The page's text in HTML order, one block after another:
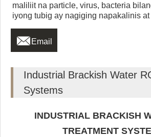
maliliit na particle, virus, bacteria
iyong tubig ay nagiging napakalinis at
 Email
Industrial Brackish Water
Systems
INDUSTRIAL BRACKISH
TREATMENT